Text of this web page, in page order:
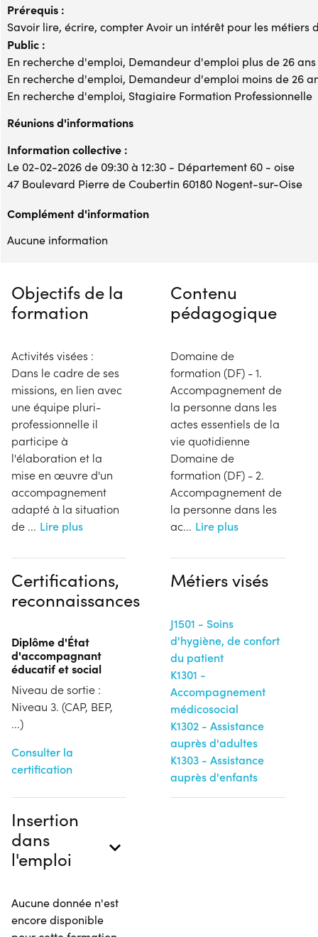
Prérequis :
Savoir lire, écrire, compter Avoir un intérêt pour les métiers
Public :
En recherche d'emploi, Demandeur d'emploi plus de 26 ans
En recherche d'emploi, Demandeur d'emploi moins de 26
En recherche d'emploi, Stagiaire Formation Professionnelle
Réunions d'informations
Information collective :
Le 02-02-2026 de 09:30 à 12:30 - Département 60 - oise
47 Boulevard Pierre de Coubertin 60180 Nogent-sur-Oise
Complément d'information
Aucune information
Objectifs de la
formation
Activités visées :
Dans le cadre de ses
missions, en lien avec
une équipe pluri-
professionnelle il
participe à
l'élaboration et la
mise en œuvre d'un
accompagnement
adapté à la situation
de ... Lire plus
Contenu
pédagogique
Domaine de
formation (DF) - 1.
Accompagnement de
la personne dans les
actes essentiels de la
vie quotidienne
Domaine de
formation (DF) - 2.
Accompagnement de
la personne dans les
ac... Lire plus
Certifications,
reconnaissances
Diplôme d'État
d'accompagnant
éducatif et social
Niveau de sortie :
Niveau 3. (CAP, BEP,
...)
Consulter la
certification
Métiers visés
J1501 - Soins
d'hygiène, de confort
du patient
K1301 -
Accompagnement
médicosocial
K1302 - Assistance
auprès d'adultes
K1303 - Assistance
auprès d'enfants
Insertion
dans
l'emploi
Aucune donnée n'est
encore disponible